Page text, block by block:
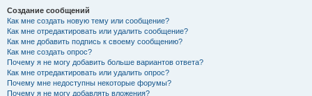
Создание сообщений
Как мне создать новую тему или сообщение?
Как мне отредактировать или удалить сообщение?
Как мне добавить подпись к своему сообщению?
Как мне создать опрос?
Почему я не могу добавить больше вариантов ответа?
Как мне отредактировать или удалить опрос?
Почему мне недоступны некоторые форумы?
Почему я не могу добавлять вложения?